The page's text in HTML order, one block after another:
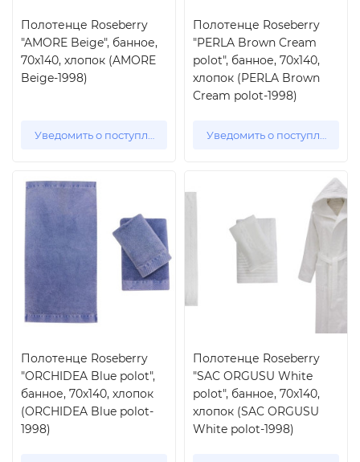
Полотенце Roseberry
"AMORE Beige", банное,
70x140, хлопок (AMORE
Beige-1998)
Уведомить о поступлении
Полотенце Roseberry
"PERLA Brown Cream
polot", банное, 70x140,
хлопок (PERLA Brown
Cream polot-1998)
Уведомить о поступлении
Полотенце Roseberry
"ORCHIDEA Blue polot",
банное, 70x140, хлопок
(ORCHIDEA Blue polot-
1998)
Полотенце Roseberry
"SAC ORGUSU White
polot", банное, 70x140,
хлопок (SAC ORGUSU
White polot-1998)